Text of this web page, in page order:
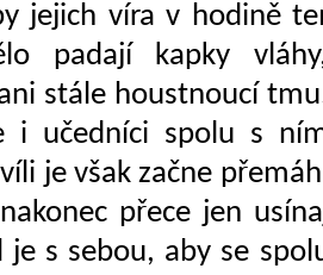
jejich víra v hodině
padají kapky
stále houst­noucí
i učedníci spolu s
je však začne
přece jen
je s sebou, aby se